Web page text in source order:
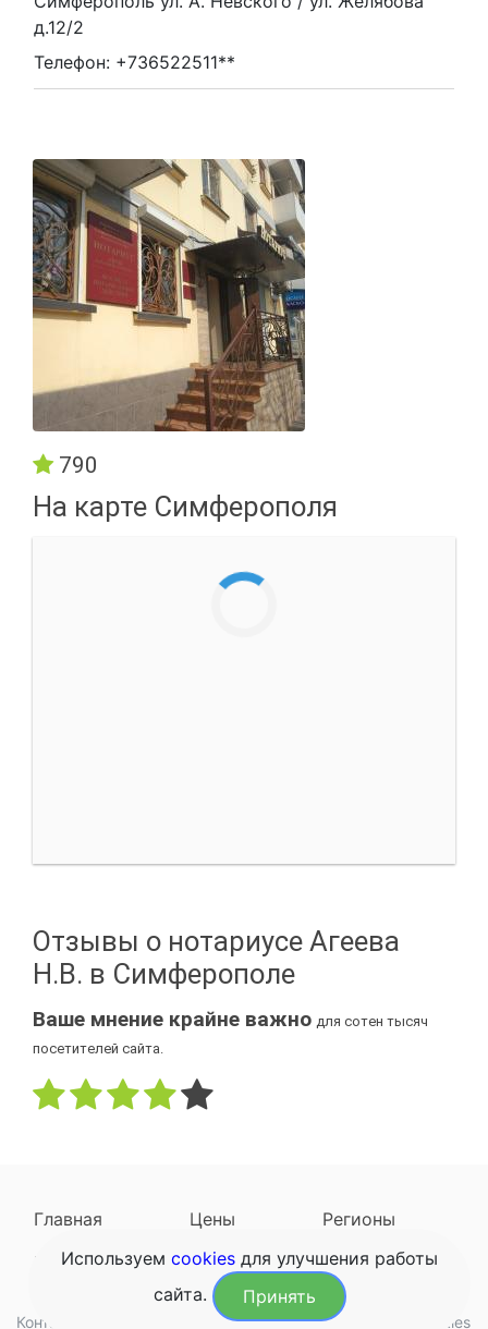
д.12/2
Телефон: +736522511**
790
На карте Симферополя
Отзывы о нотариусе Агеева
Н.В. в Симферополе
Ваше мнение крайне важно для сотен тысяч
посетителей сайта.
Главная Цены
Регионы
Наследодатели
Задать вопрос
Контакты Обработка данных Конфиденциальность Cookies
Используем cookies для улучшения работы
сайта.
Принять